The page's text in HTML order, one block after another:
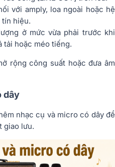
với amply, loa ngoài hoặc hệ
tín hiệu.
ở mức vừa phải trước khi
tải hoặc méo tiếng.
rộng công suất hoặc đưa âm
dây
nhạc cụ và micro có dây để
giao lưu.